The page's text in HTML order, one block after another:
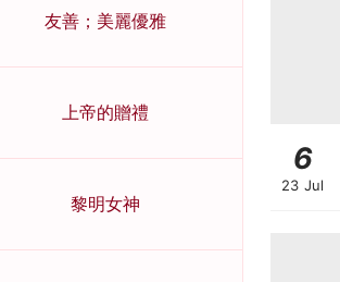
友善；美麗優雅
上帝的贈禮
黎明女神
6
23 Jul